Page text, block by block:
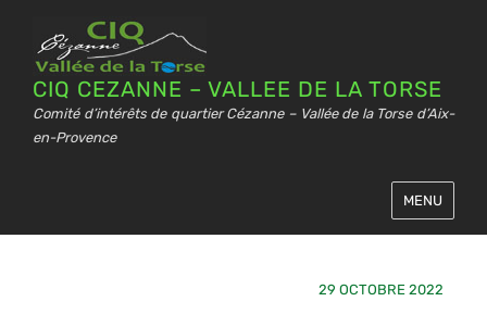
CIQ CEZANNE – VALLEE DE LA TORSE
Comité d’intérêts de quartier Cézanne – Vallée de la Torse d’Aix-
en-Provence
MENU
29 OCTOBRE 2022